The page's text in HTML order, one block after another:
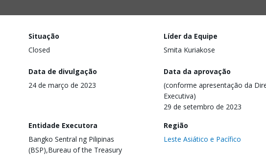
Situação
Closed
Líder da Equipe
Smita Kuriakose
Data de divulgação
24 de março de 2023
Data da aprovação
(conforme apresentação da
Executiva)
29 de setembro de 2023
Entidade Executora
Bangko Sentral ng Pilipinas
(BSP),Bureau of the Treasury
Região
Leste Asiático e Pacífico